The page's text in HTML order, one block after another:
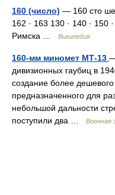
160 (число) — 160 сто
162 · 163 130 · 140 · 150
Римска …
Википедия
160-мм миномет МТ-13
дивизионных гаубиц в
создание более
предназначенного для
небольшой дальности
поступили два …
Военная